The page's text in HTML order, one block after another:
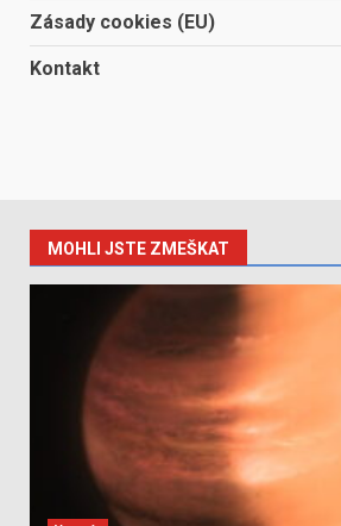
Zásady cookies (EU)
Kontakt
MOHLI JSTE ZMEŠKAT